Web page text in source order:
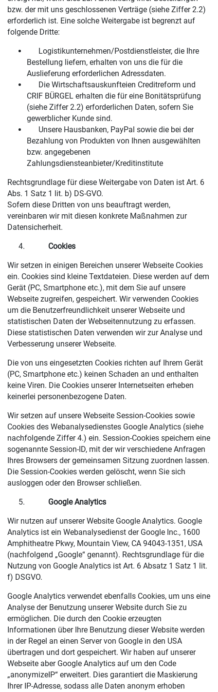
bzw. der mit uns geschlossenen Verträge (siehe Ziffer 2.2)
erforderlich ist. Eine solche Weitergabe ist begrenzt auf
folgende Dritte:
Logistikunternehmen/Postdienstleister, die Ihre
Bestellung liefern, erhalten von uns die für die
Auslieferung erforderlichen Adressdaten.
Die Wirtschaftsauskunfteien Creditreform und
CRIF BÜRGEL erhalten die für eine Bonitätsprüfung
(siehe Ziffer 2.2) erforderlichen Daten, sofern Sie
gewerblicher Kunde sind.
Unsere Hausbanken, PayPal sowie die bei der
Bezahlung von Produkten von Ihnen ausgewählten
bzw. angegebenen
Zahlungsdiensteanbieter/Kreditinstitute
Rechtsgrundlage für diese Weitergabe von Daten ist Art. 6
Abs. 1 Satz 1 lit. b) DS-GVO.
Sofern diese Dritten von uns beauftragt werden,
vereinbaren wir mit diesen konkrete Maßnahmen zur
Datensicherheit.
Cookies
Wir setzen in einigen Bereichen unserer Webseite Cookies
ein. Cookies sind kleine Textdateien. Diese werden auf dem
Gerät (PC, Smartphone etc.), mit dem Sie auf unsere
Webseite zugreifen, gespeichert. Wir verwenden Cookies
um die Benutzerfreundlichkeit unserer Webseite und
statistischen Daten der Webseitennutzung zu erfassen.
Diese statistischen Daten verwenden wir zur Analyse und
Verbesserung unserer Webseite.
Die von uns eingesetzten Cookies richten auf Ihrem Gerät
(PC, Smartphone etc.) keinen Schaden an und enthalten
keine Viren. Die Cookies unserer Internetseiten erheben
keinerlei personenbezogene Daten.
Wir setzen auf unsere Webseite Session-Cookies sowie
Cookies des Webanalysedienstes Google Analytics (siehe
nachfolgende Ziffer 4.) ein. Session-Cookies speichern eine
sogenannte Session-ID, mit der wir verschiedene Anfragen
Ihres Browsers der gemeinsamen Sitzung zuordnen lassen.
Die Session-Cookies werden gelöscht, wenn Sie sich
ausloggen oder den Browser schließen.
Google Analytics
Wir nutzen auf unserer Website Google Analytics. Google
Analytics ist ein Webanalysedienst der Google Inc., 1600
Amphitheatre Pkwy, Mountain View, CA 94043-1351, USA
(nachfolgend „Google“ genannt). Rechtsgrundlage für die
Nutzung von Google Analytics ist Art. 6 Absatz 1 Satz 1 lit.
f) DSGVO.
Google Analytics verwendet ebenfalls Cookies, um uns eine
Analyse der Benutzung unserer Website durch Sie zu
ermöglichen. Die durch den Cookie erzeugten
Informationen über Ihre Benutzung dieser Website werden
in der Regel an einen Server von Google in den USA
übertragen und dort gespeichert. Wir haben auf unserer
Webseite aber Google Analytics auf um den Code
„anonymizeIP“ erweitert. Dies garantiert die Maskierung
Ihrer IP-Adresse, sodass alle Daten anonym erhoben